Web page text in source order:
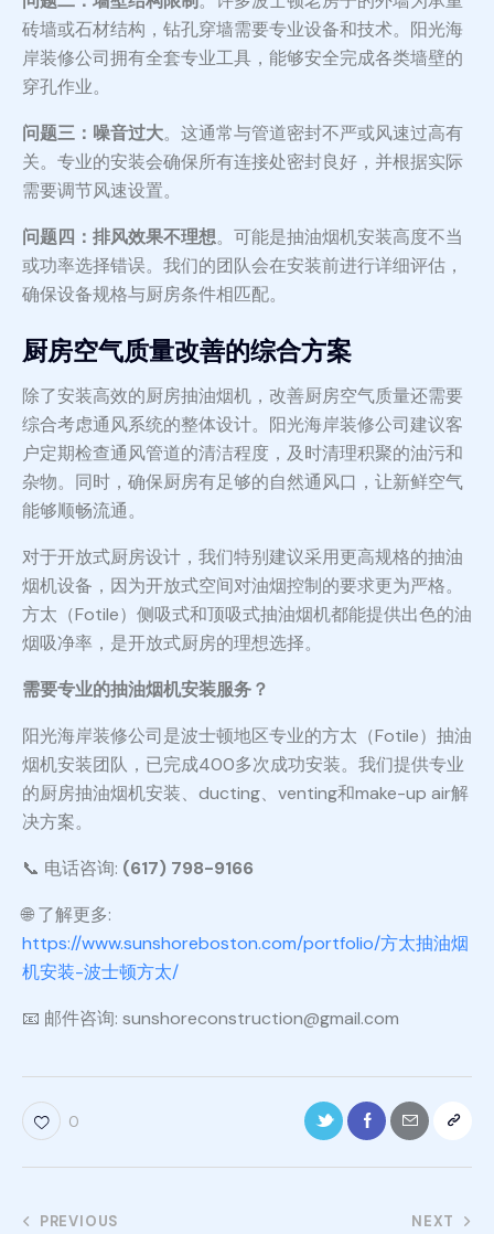
砖墙或石材结构，钻孔穿墙需要专业设备和技术。阳光海
岸装修公司拥有全套专业工具，能够安全完成各类墙壁的
穿孔作业。
问题三：噪音过大。这通常与管道密封不严或风速过高有
关。专业的安装会确保所有连接处密封良好，并根据实际
需要调节风速设置。
问题四：排风效果不理想。可能是抽油烟机安装高度不当
或功率选择错误。我们的团队会在安装前进行详细评估，
确保设备规格与厨房条件相匹配。
厨房空气质量改善的综合方案
除了安装高效的厨房抽油烟机，改善厨房空气质量还需要
综合考虑通风系统的整体设计。阳光海岸装修公司建议客
户定期检查通风管道的清洁程度，及时清理积聚的油污和
杂物。同时，确保厨房有足够的自然通风口，让新鲜空气
能够顺畅流通。
对于开放式厨房设计，我们特别建议采用更高规格的抽油
烟机设备，因为开放式空间对油烟控制的要求更为严格。
方太（Fotile）侧吸式和顶吸式抽油烟机都能提供出色的油
烟吸净率，是开放式厨房的理想选择。
需要专业的抽油烟机安装服务？
阳光海岸装修公司是波士顿地区专业的方太（Fotile）抽油
烟机安装团队，已完成400多次成功安装。我们提供专业
的厨房抽油烟机安装、ducting、venting和make-up air解
决方案。
📞 电话咨询: (617) 798-9166
🌐 了解更多:
https://www.sunshoreboston.com/portfolio/方太抽油烟
机安装-波士顿方太/
📧 邮件咨询: sunshoreconstruction@gmail.com
0
PREVIOUS NEXT